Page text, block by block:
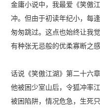
金庸小说中，我最爱《笑傲
冲。但由于初读年纪小，每
匆匆跳过。这点也始终让我
有种张无忌般的优柔寡断之
话说《笑傲江湖》第二十六
他被困少室山后，令狐冲率
被困陷阱，情况危急，生死